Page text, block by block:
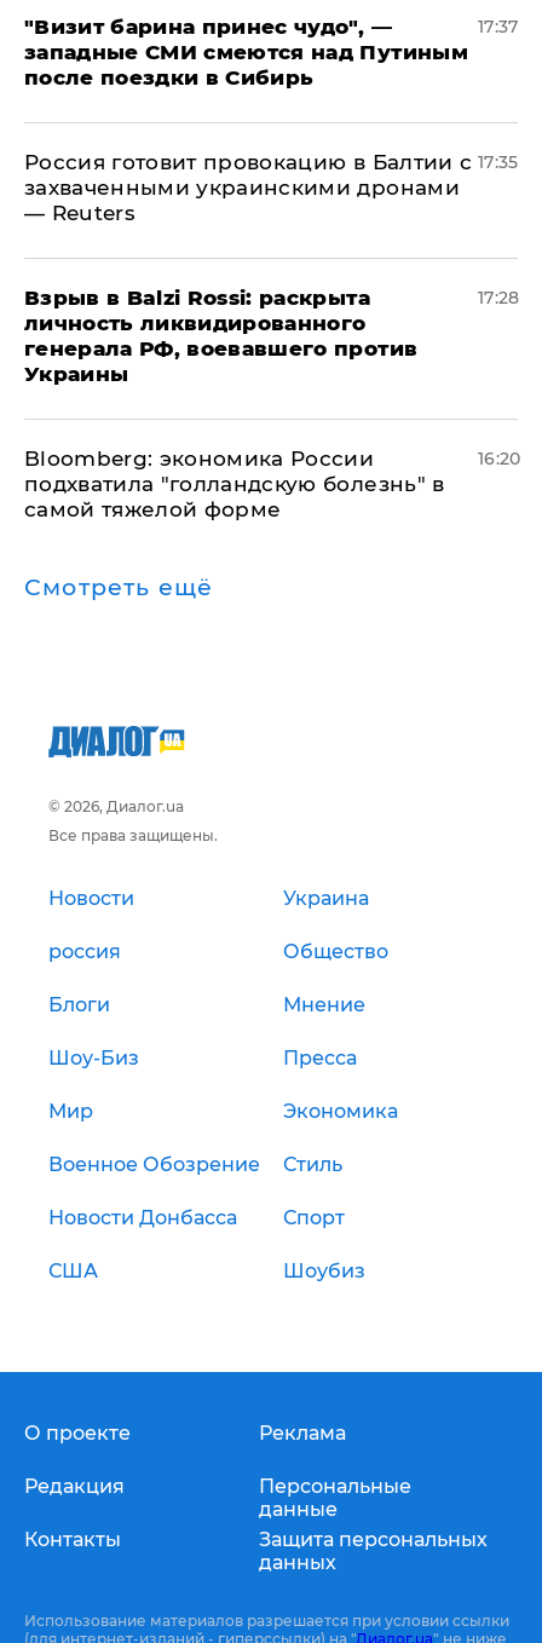
"Визит барина принес чудо", —
западные СМИ смеются над Путиным
после поездки в Сибирь
17:37
​Россия готовит провокацию в Балтии с
захваченными украинскими дронами
— Reuters
17:35
​Взрыв в Balzi Rossi: раскрыта
личность ликвидированного
генерала РФ, воевавшего против
Украины
17:28
Bloomberg: экономика России
подхватила "голландскую болезнь" в
самой тяжелой форме
16:20
Смотреть ещё
© 2026, Диалог.ua
Все права защищены.
Новости Украина
россия Общество
Блоги Мнение
Шоу-Биз Пресса
Мир Экономика
Военное Обозрение Стиль
Новости Донбасса Спорт
США Шоубиз
О проекте
Редакция
Контакты
Реклама
Персональные
данные
Защита персональных
данных
Использование материалов разрешается при условии ссылки
(для интернет-изданий - гиперссылки) на "Диалог.ua" не ниже